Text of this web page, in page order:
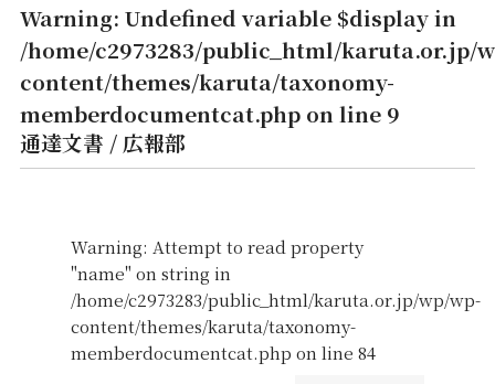
Warning: Undefined variable $display in
/home/c2973283/public_html/karuta.or.jp/
content/themes/karuta/taxonomy-
memberdocumentcat.phpon line 9
通達文書 / 広報部
Warning: Attempt to read property
"name" on string in
/home/c2973283/public_html/karuta.or.jp/wp/wp-
content/themes/karuta/taxonomy-
memberdocumentcat.php on line 84